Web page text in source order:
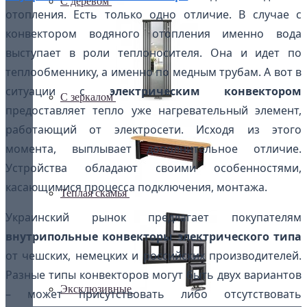
С зеркалом
Теплая скамья
Эксклюзивные
отопления. Есть только одно отличие. В случае с
конвектором водяного отопления именно вода
выступает в роли теплоносителя. Она и идет по
теплообменнику, а именно по медным трубам. А вот в
ситуации с электрическим конвектором
предоставляет тепло уже нагревательный элемент,
работающий от электросети. Исходя из этого
момента, выплывает дополнительное отличие.
Устройства обладают своими особенностями,
касающимися процесса подключения, монтажа.
Украинский рынок предлагает покупателям
внутрипольные конвекторы электрического типа
от чешских, немецких и российских производителей.
Разные типы конвекторов могут быть двух вариантов
– может присутствовать либо отсутствовать